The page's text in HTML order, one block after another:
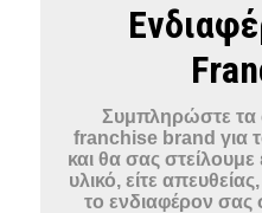
Συμπληρώστε τα
franchise brand για
και θα σας
υλικό, είτε
το ενδιαφέρον σας